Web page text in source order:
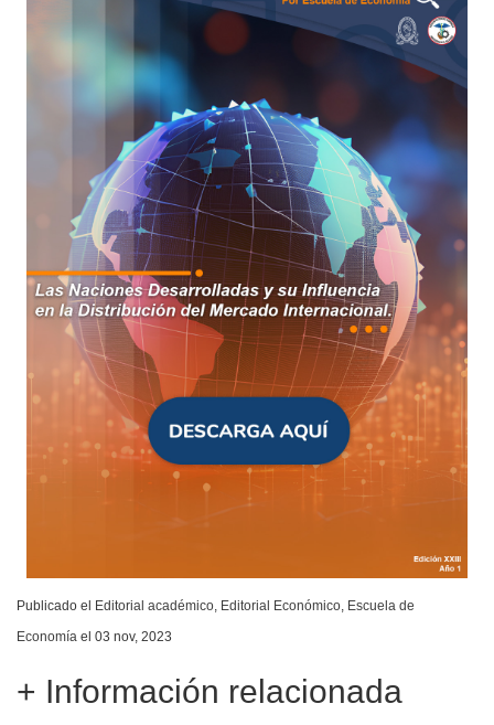
Publicado el Editorial académico, Editorial Económico, Escuela de
Economía el 03 nov, 2023
+ Información relacionada